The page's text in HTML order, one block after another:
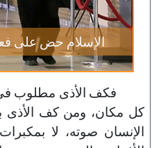
الإسلام حض على
فكف الأذى مطلوب
كل مكان، ومن كف الأذى
الإنسان صوته، لا